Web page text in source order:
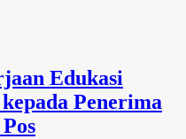
Edukasi
Penerima